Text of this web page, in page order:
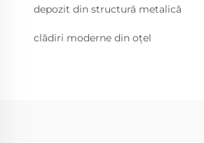
depozit din structură metalică
clădiri moderne din oțel